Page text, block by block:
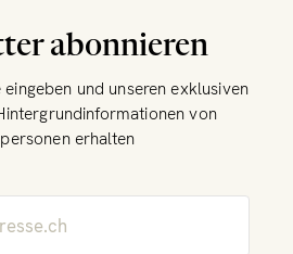
abonnieren
und unseren exklusiven
von
erhalten